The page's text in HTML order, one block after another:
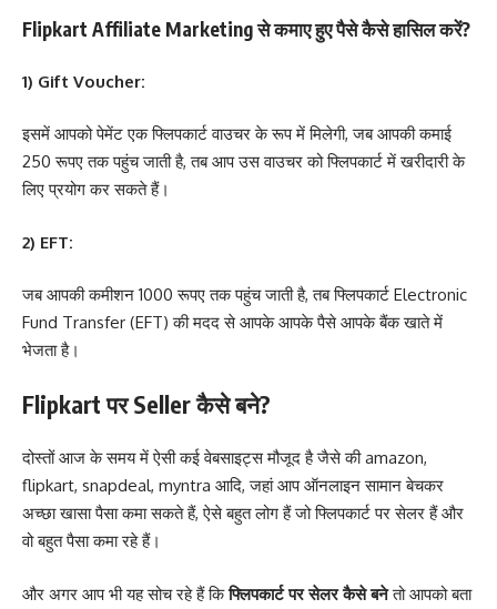
Flipkart Affiliate Marketing से कमाए हुए पैसे कैसे हासिल करें?
1) Gift Voucher:
इसमें आपको पेमेंट एक फ्लिपकार्ट वाउचर के रूप में मिलेगी, जब आपकी कमाई
250 रूपए तक पहुंच जाती है, तब आप उस वाउचर को फ्लिपकार्ट में खरीदारी के
लिए प्रयोग कर सकते हैं।
2) EFT:
जब आपकी कमीशन 1000 रूपए तक पहुंच जाती है, तब फ्लिपकार्ट Electronic
Fund Transfer (EFT) की मदद से आपके आपके पैसे आपके बैंक खाते में
भेजता है।
Flipkart पर Seller कैसे बने?
दोस्तों आज के समय में ऐसी कई वेबसाइट्स मौजूद है जैसे की amazon,
flipkart, snapdeal, myntra आदि, जहां आप ऑनलाइन सामान बेचकर
अच्छा खासा पैसा कमा सकते हैं, ऐसे बहुत लोग हैं जो फ्लिपकार्ट पर सेलर हैं और
वो बहुत पैसा कमा रहे हैं।
और अगर आप भी यह सोच रहे हैं किफ्लिपकार्ट पर सेलर कैसे बनेतो आपको बता